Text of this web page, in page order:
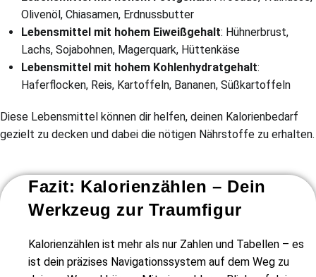
Olivenöl, Chiasamen, Erdnussbutter
Lebensmittel mit hohem Eiweißgehalt: Hühnerbrust,
Lachs, Sojabohnen, Magerquark, Hüttenkäse
Lebensmittel mit hohem Kohlenhydratgehalt:
Haferflocken, Reis, Kartoffeln, Bananen, Süßkartoffeln
Diese Lebensmittel können dir helfen, deinen Kalorienbedarf
gezielt zu decken und dabei die nötigen Nährstoffe zu erhalten.
Fazit: Kalorienzählen – Dein
Werkzeug zur Traumfigur
Kalorienzählen ist mehr als nur Zahlen und Tabellen – es
ist dein präzises Navigationssystem auf dem Weg zu